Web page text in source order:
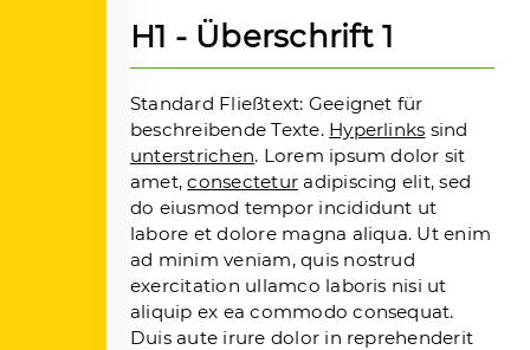
H1 - Überschrift 1
Standard Fließtext: Geeignet für
beschreibende Texte. Hyperlinks sind
unterstrichen. Lorem ipsum dolor sit
amet,consectetur adipiscing elit, sed
do eiusmod tempor incididunt ut
labore et dolore magna aliqua. Ut enim
ad minim veniam, quis nostrud
exercitation ullamco laboris nisi ut
aliquip ex ea commodo consequat.
Duis aute irure dolor in reprehenderit